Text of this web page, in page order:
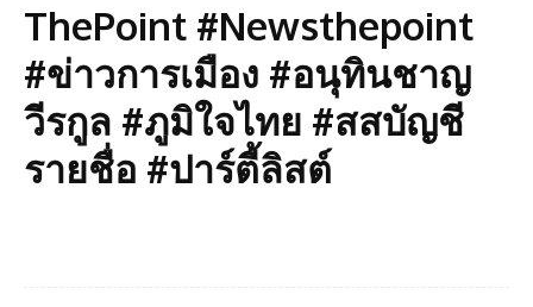
ThePoint #Newsthepoint
#ข่าวการเมือง #อนุทินชาญ
วีรกูล #ภูมิใจไทย #สสบัญชี
รายชื่อ #ปาร์ตี้ลิสต์